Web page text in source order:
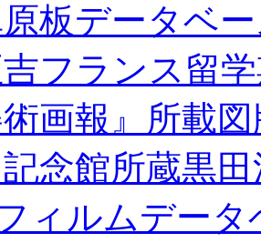
板データベ
フランス留
術画報』所載
念館所蔵黒
ィルムデータ